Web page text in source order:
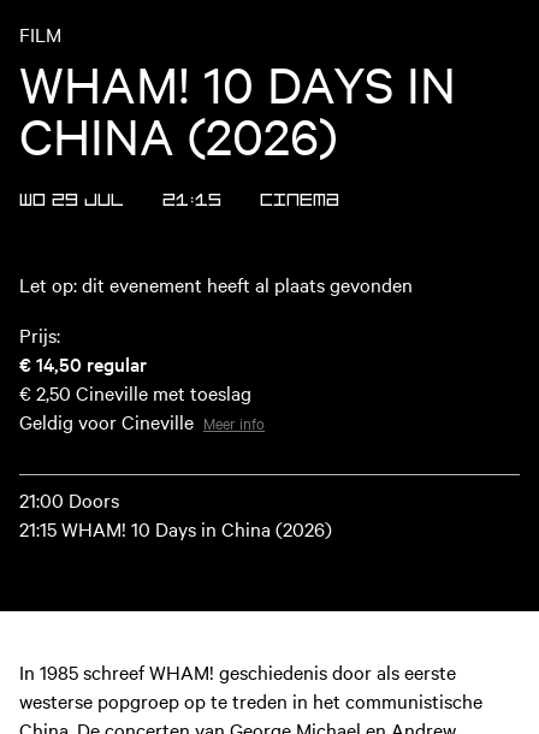
FILM
WHAM! 10 DAYS IN
CHINA (2026)
WO 29 JUL 21:15 CINEMA
Let op: dit evenement heeft al plaats gevonden
Prijs:
€ 14,50 regular
€ 2,50 Cineville met toeslag
Geldig voor Cineville Meer info
21:00 Doors
21:15 WHAM! 10 Days in China (2026)
In 1985 schreef WHAM! geschiedenis door als eerste
westerse popgroep op te treden in het communistische